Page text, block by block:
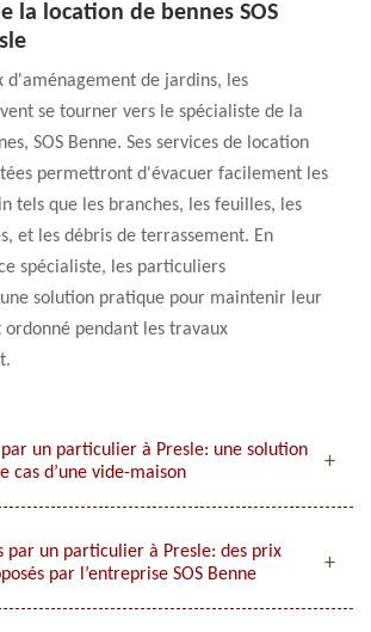
la location de bennes SOS
d'aménagement de jardins, les
se tourner vers le spécialiste de la
SOS Benne. Ses services de location
permettront d'évacuer facilement les
tels que les branches, les feuilles, les
et les débris de terrassement. En
spécialiste, les particuliers
solution pratique pour maintenir leur
pendant les travaux
un particulier à Presle: une solution
cas d’une vide-maison
par un particulier à Presle: des prix
par l’entreprise SOS Benne